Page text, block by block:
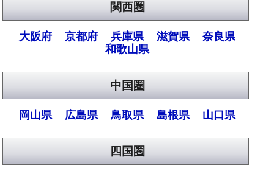
関西圏
大阪府 京都府 兵庫県 滋賀県
奈良県
和歌山県
中国圏
岡山県 広島県 鳥取県 島根県 山口県
四国圏